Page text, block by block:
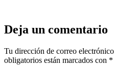
Deja un comentario
Tu dirección de correo
obligatorios están marcados con *